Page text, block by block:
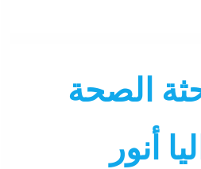
الصحة
أنور